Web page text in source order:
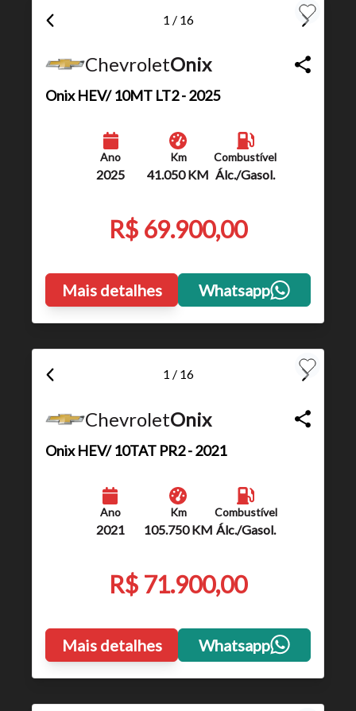
Para aumentar ou diminuir a fonte em nosso site, utilize os
atalhos Ctrl+ (para aumentar) e Ctrl- (para diminuir) no seu
1 / 16
ChevroletOnix
Onix HEV/ 10MT LT2 - 2025
Ano
2025
Km
41.050 KM
Combustível
Álc./Gasol.
R$ 69.900,00
Mais detalhes Whatsapp
1 / 16
ChevroletOnix
Onix HEV/ 10TAT PR2 - 2021
Ano
2021
Km
105.750 KM
Combustível
Álc./Gasol.
R$ 71.900,00
Mais detalhes Whatsapp